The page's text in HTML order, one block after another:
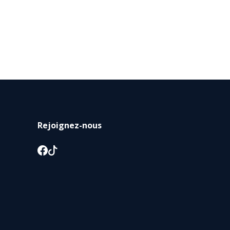
Rejoignez-nous